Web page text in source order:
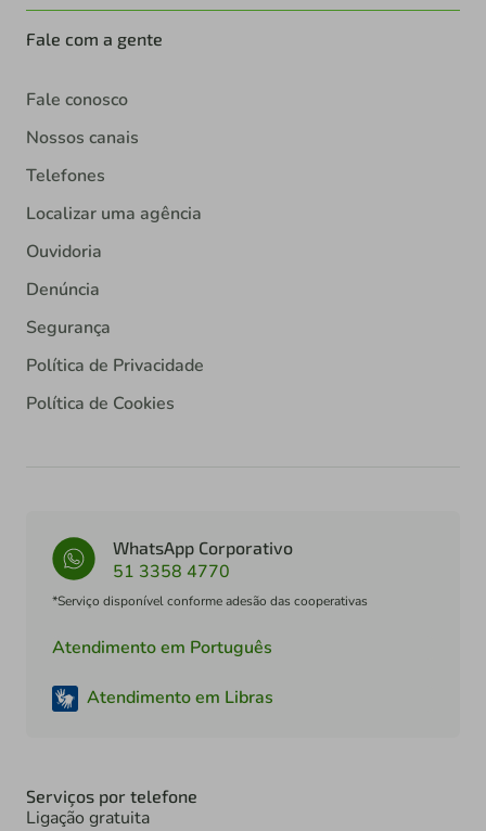
Fale com a gente
Fale conosco
Nossos canais
Telefones
Localizar uma agência
Ouvidoria
Denúncia
Segurança
Política de Privacidade
Política de Cookies
WhatsApp Corporativo
51 3358 4770
*Serviço disponível conforme adesão das cooperativas
Atendimento em Português
Atendimento em Libras
Serviços por telefone
Ligação gratuita